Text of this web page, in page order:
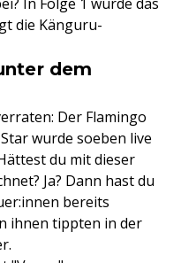
die Känguru-
dem
Der Flamingo
wurde soeben live
du mit dieser
Ja? Dann hast du
bereits
ihnen tippten in der